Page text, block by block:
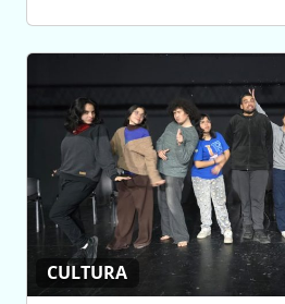
CULTURA